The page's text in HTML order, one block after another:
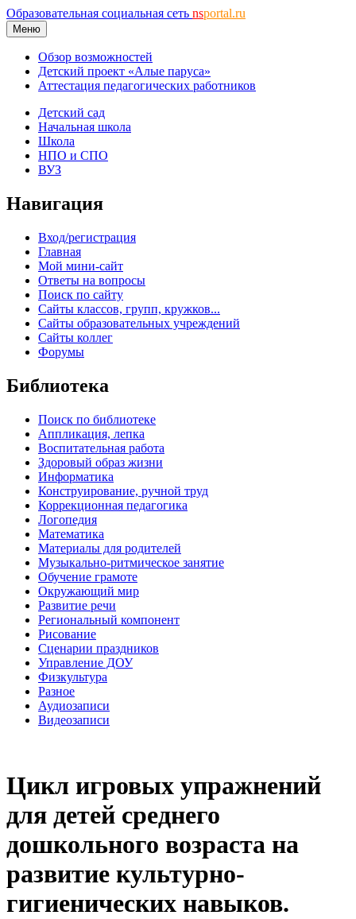
Образовательная социальная сеть nsportal.ru
Меню
Обзор возможностей
Детский проект «Алые паруса»
Аттестация педагогических работников
Детский сад
Начальная школа
Школа
НПО и СПО
ВУЗ
Навигация
Вход/регистрация
Главная
Мой мини-сайт
Ответы на вопросы
Поиск по сайту
Сайты классов, групп, кружков...
Сайты образовательных учреждений
Сайты коллег
Форумы
Библиотека
Поиск по библиотеке
Аппликация, лепка
Воспитательная работа
Здоровый образ жизни
Информатика
Конструирование, ручной труд
Коррекционная педагогика
Логопедия
Математика
Материалы для родителей
Музыкально-ритмическое занятие
Обучение грамоте
Окружающий мир
Развитие речи
Региональный компонент
Рисование
Сценарии праздников
Управление ДОУ
Физкультура
Разное
Аудиозаписи
Видеозаписи
Цикл игровых упражнений
для детей среднего
дошкольного возраста на
развитие культурно-
гигиенических навыков.